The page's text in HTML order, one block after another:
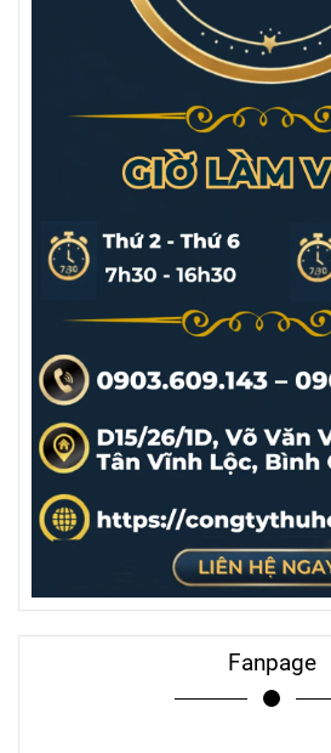
Fanpage